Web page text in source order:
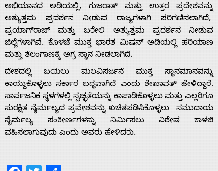
About
Us
Advertise
With
ಅಭಿಯಾನದ ಅಡಿಯಲ್ಲಿ, ಗುಜರಾತ್ ಮತ್ತು ಉತ್ತರ ಪ್ರದೇಶವನ್ನು
ಅತ್ಯುತ್ತಮ ಪ್ರದರ್ಶನ ನೀಡುವ ರಾಜ್ಯಗಳಾಗಿ ಪರಿಗಣಿಸಲಾಗಿದೆ,
ಪ್ರಯಾಗ್‌ರಾಜ್ ಮತ್ತು ಬರೇಲಿ ಅತ್ಯುತ್ತಮ ಪ್ರದರ್ಶನ ನೀಡುವ
ಜಿಲ್ಲೆಗಳಾಗಿವೆ. ಕೊಳಚೆ ಮುಕ್ತ ಭಾರತ ಮಿಷನ್ ಅಡಿಯಲ್ಲಿ ಹರಿಯಾಣ
ಮತ್ತು ತೆಲಂಗಾಣಕ್ಕೆ ಅಗ್ರ ಸ್ಥಾನ ನೀಡಲಾಗಿದೆ.
ದೇಶದಲ್ಲಿ ಬಯಲು ಮಲವಿಸರ್ಜನೆ ಮುಕ್ತ ಸ್ಥಾನಮಾನವನ್ನು
ಕಾಯ್ದುಕೊಳ್ಳಲು ಸರ್ಕಾರ ಬದ್ಧವಾಗಿದೆ ಎಂದು ಶೇಖಾವತ್ ಹೇಳಿದ್ದಾರೆ.
ಸಾರ್ವಜನಿಕ ಸ್ಥಳಗಳಲ್ಲಿ ಸ್ವಚ್ಛತೆಯನ್ನು ಕಾಪಾಡಿಕೊಳ್ಳಲು ಮತ್ತು ಎಲ್ಲರಿಗೂ
ಸುರಕ್ಷಿತ ನೈರ್ಮಲ್ಯದ ಪ್ರವೇಶವನ್ನು ಖಚಿತಪಡಿಸಿಕೊಳ್ಳಲು ಸಮುದಾಯ
ನೈರ್ಮಲ್ಯ ಸಂಕೀರ್ಣಗಳನ್ನು ನಿರ್ಮಿಸಲು ವಿಶೇಷ ಕಾಳಜಿ
ವಹಿಸಲಾಗುವುದು ಎಂದು ಅವರು ಹೇಳಿದರು.